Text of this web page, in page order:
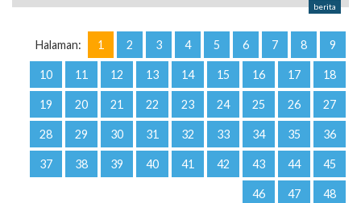
berita
Halaman: 1 2 3 4 5 6 7 8 9
10 11 12 13 14 15 16 17 18
19 20 21 22 23 24 25 26 27
28 29 30 31 32 33 34 35 36
37 38 39 40 41 42 43 44 45
46 47 48